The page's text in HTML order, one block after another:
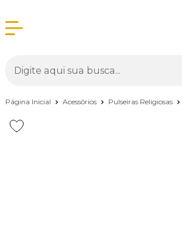
Página Inicial Acessórios Pulseiras Religiosas